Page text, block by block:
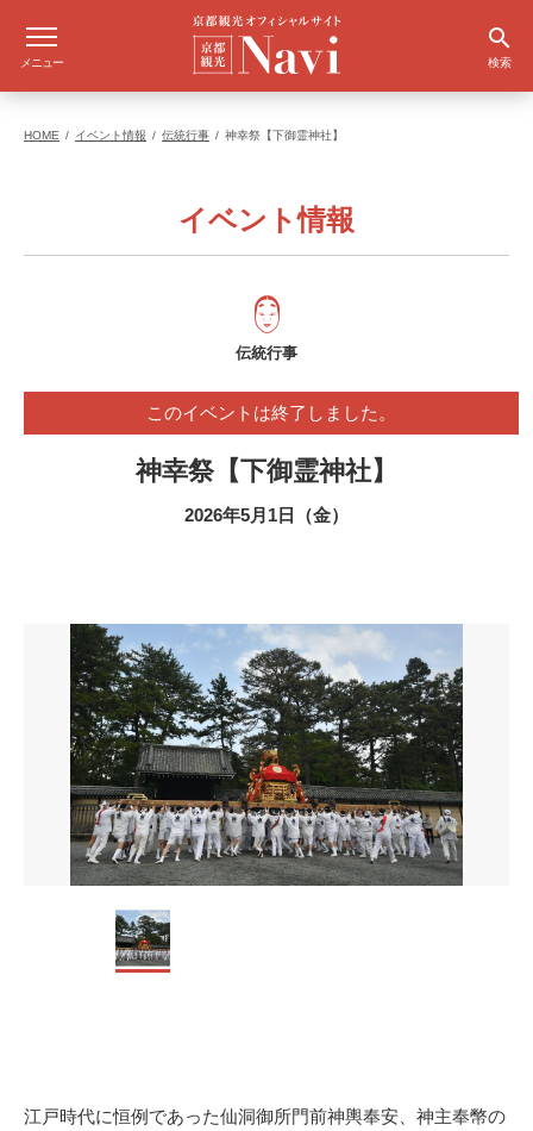
メニュー 検索
HOME イベント情報 伝統行事 神幸祭【下御霊神社】
イベント情報
伝統行事
このイベントは終了しました。
神幸祭【下御霊神社】
2026年5月1日（金）
江戸時代に恒例であった仙洞御所門前神輿奉安、神主奉幣の